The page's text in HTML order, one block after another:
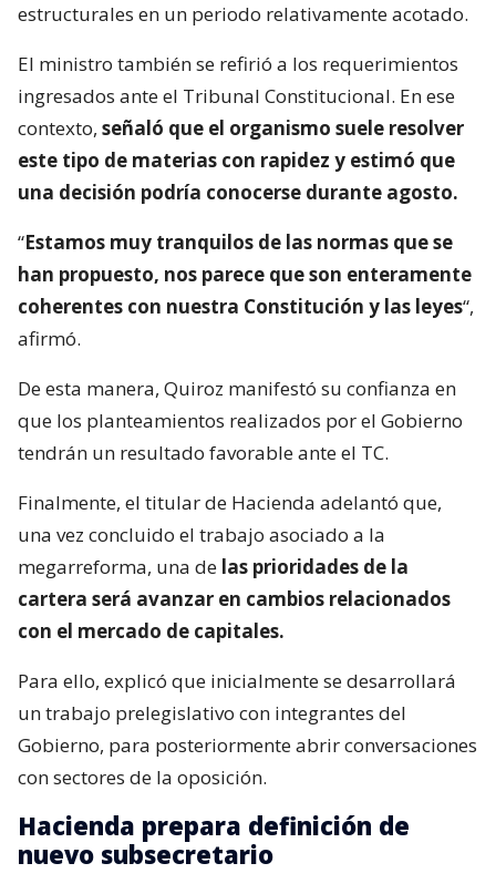
estructurales en un periodo relativamente acotado.
El ministro también se refirió a los requerimientos
ingresados ante el Tribunal Constitucional. En ese
contexto, señaló que el organismo suele resolver
este tipo de materias con rapidez y estimó que
una decisión podría conocerse durante agosto.
“Estamos muy tranquilos de las normas que se
han propuesto, nos parece que son enteramente
coherentes con nuestra Constitución y las leyes“,
afirmó.
De esta manera, Quiroz manifestó su confianza en
que los planteamientos realizados por el Gobierno
tendrán un resultado favorable ante el TC.
Finalmente, el titular de Hacienda adelantó que,
una vez concluido el trabajo asociado a la
megarreforma, una de las prioridades de la
cartera será avanzar en cambios relacionados
con el mercado de capitales.
Para ello, explicó que inicialmente se desarrollará
un trabajo prelegislativo con integrantes del
Gobierno, para posteriormente abrir conversaciones
con sectores de la oposición.
Hacienda prepara definición de
nuevo subsecretario